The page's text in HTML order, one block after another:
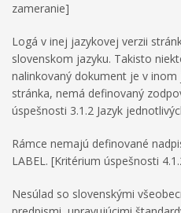
zameranie]
Logá v inej jazykovej verzii
slovenskom jazyku. Takisto
nalinkovaný dokument je v
stránka, nemá definovaný
úspešnosti 3.1.2 Jazyk
Rámce nemajú definované
LABEL. [Kritérium úspešnosti
Nesúlad so slovenskými